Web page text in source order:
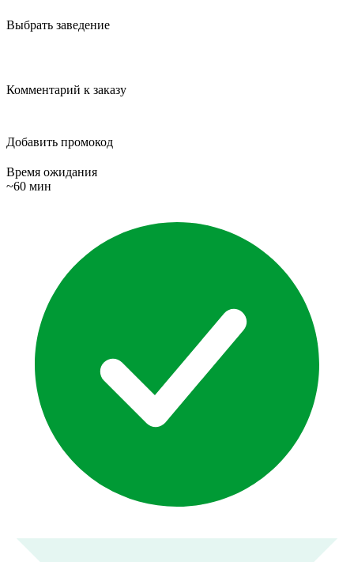
Выбрать заведение
Комментарий к заказу
Добавить промокод
Время ожидания
~60 мин